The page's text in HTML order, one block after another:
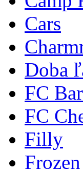
Cars
Doba
FC
FC
Filly
Frozen